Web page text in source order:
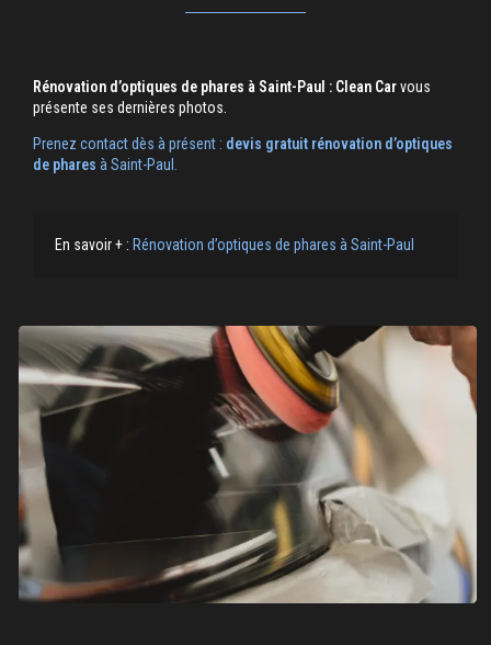
Rénovation d’optiques de phares à Saint-Paul : Clean Carvous
présente ses dernières photos.
Prenez contact dès à présent : devis gratuit rénovation d’optiques
de phares à Saint-Paul
En savoir + : Rénovation d’optiques de phares à Saint-Paul